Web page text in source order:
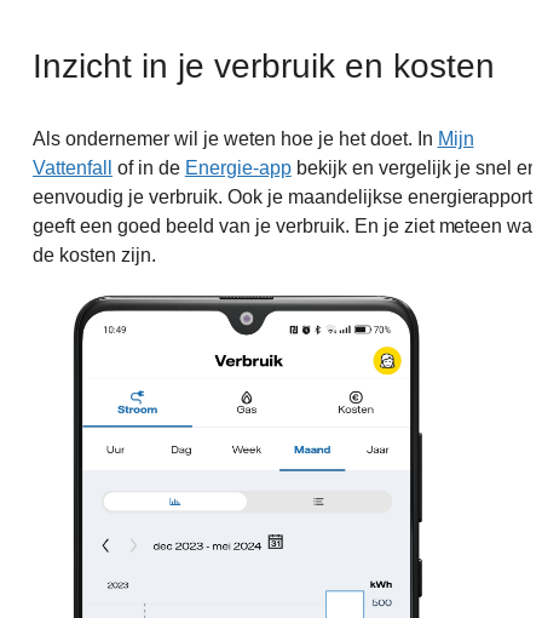
Inzicht in je verbruik en kosten
Als ondernemer wil je weten hoe je het doet. In Mijn
Vattenfall
of in de Energie-appbekijk en vergelijk je snel en
eenvoudig je verbruik. Ook je maandelijkse energierapport
geeft een goed beeld van je verbruik. En je ziet meteen wat
de kosten zijn.